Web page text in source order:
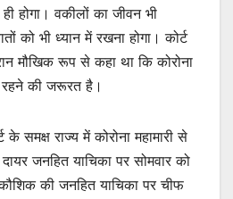
होगा। वकीलों का जीवन भी
को भी ध्यान में रखना होगा। कोर्ट
मौखिक रूप से कहा था कि कोरोना
की जरूरत है।
के समक्ष राज्य में कोरोना महामारी से
जनहित याचिका पर सोमवार को
की जनहित याचिका पर चीफ